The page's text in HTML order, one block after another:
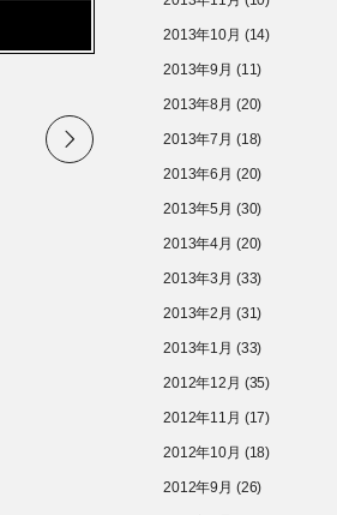
2013年10月 (14)
2013年9月 (11)
2013年8月 (20)
2013年7月 (18)
2013年6月 (20)
2013年5月 (30)
2013年4月 (20)
2013年3月 (33)
2013年2月 (31)
2013年1月 (33)
2012年12月 (35)
2012年11月 (17)
2012年10月 (18)
2012年9月 (26)